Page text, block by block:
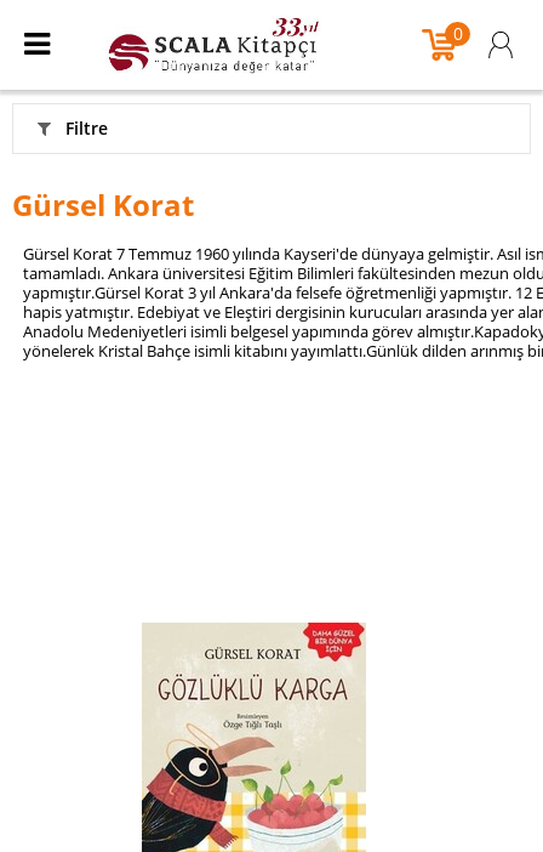
0
Filtre
Gürsel Korat
Gürsel Korat 7 Temmuz 1960 yılında Kayseri'de dünyaya gelmiştir. Asıl
tamamladı. Ankara üniversitesi Eğitim Bilimleri fakültesinden mezun oldu.
yapmıştır.Gürsel Korat 3 yıl Ankara'da felsefe öğretmenliği yapmıştır.
hapis yatmıştır. Edebiyat ve Eleştiri dergisinin kurucuları arasında yer
Anadolu Medeniyetleri isimli belgesel yapımında görev
yönelerek Kristal Bahçe isimli kitabını yayımlattı.Günlük dilden arınmış